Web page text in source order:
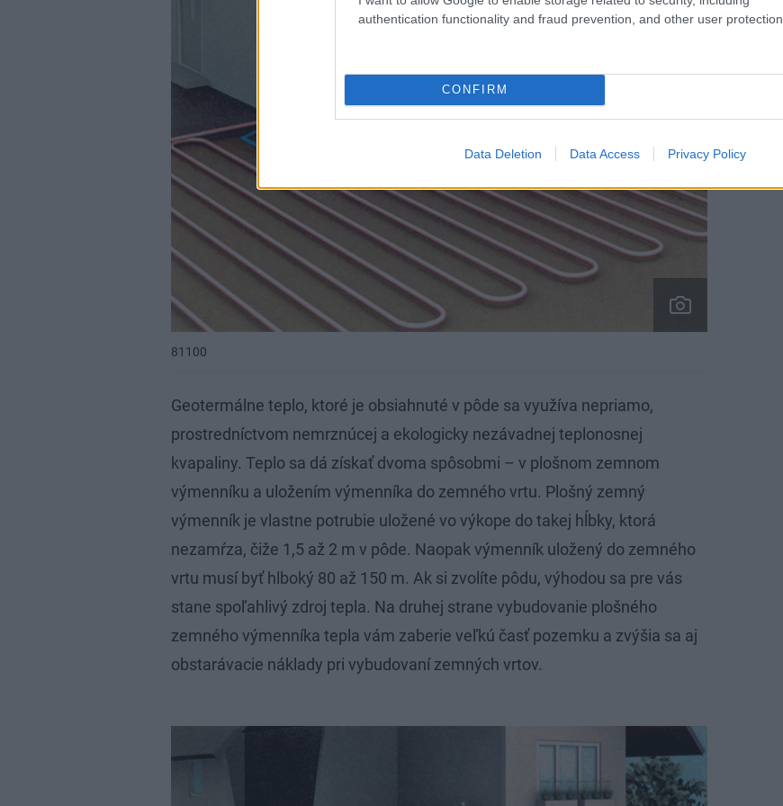
authentication functionality and fraud prevention, and other user protection.
CONFIRM
Data Deletion Data Access Privacy Policy
81100
Geotermálne teplo, ktoré je obsiahnuté v pôde sa využíva nepriamo,
prostredníctvom nemrznúcej a ekologicky nezávadnej teplonosnej
kvapaliny. Teplo sa dá získať dvoma spôsobmi – v plošnom zemnom
výmenníku a uložením výmenníka do zemného vrtu. Plošný zemný
výmenník je vlastne potrubie uložené vo výkope do takej hĺbky, ktorá
nezamŕza, čiže 1,5 až 2 m v pôde. Naopak výmenník uložený do zemného
vrtu musí byť hlboký 80 až 150 m. Ak si zvolíte pôdu, výhodou sa pre vás
stane spoľahlivý zdroj tepla. Na druhej strane vybudovanie plošného
zemného výmenníka tepla vám zaberie veľkú časť pozemku a zvýšia sa aj
obstarávacie náklady pri vybudovaní zemných vrtov.